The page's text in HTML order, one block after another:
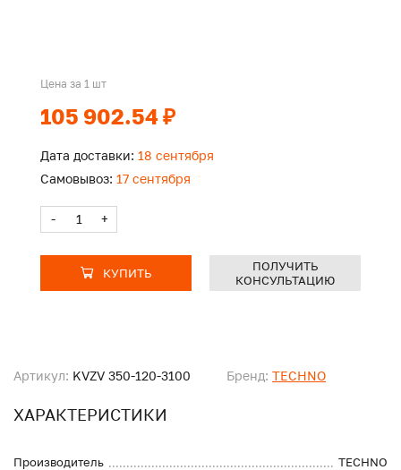
Артикул: KVZV 350-120-3100 Бренд: TECHNO
ХАРАКТЕРИСТИКИ
Производитель
TECHNO
Цена за 1 шт
105 902.54 ₽
Дата доставки: 18 сентября
Самовывоз: 17 сентября
- +
КУПИТЬ
ПОЛУЧИТЬ
КОНСУЛЬТАЦИЮ